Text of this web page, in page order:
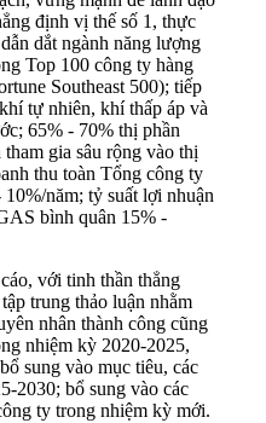
định vị thế số 1, thực
dắt ngành năng lượng
Top 100 công ty hàng
Southeast 500); tiếp
tự nhiên, khí thấp áp và
65% - 70% thị phần
gia sâu rộng vào thị
thu toàn Tổng công ty
năm; tỷ suất lợi nhuận
bình quân 15% -
với tinh thần thẳng
trung thảo luận nhằm
nhân thành công cũng
nhiệm kỳ 2020-2025,
sung vào mục tiêu, các
2030; bổ sung vào các
ty trong nhiệm kỳ mới.